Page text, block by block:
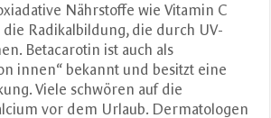
Nährstoffe wie Vitamin C
die Radikalbildung, die durch UV-
Betacarotin ist auch als
innen“ bekannt und besitzt eine
Viele schwören auf die
vor dem Urlaub. Dermatologen